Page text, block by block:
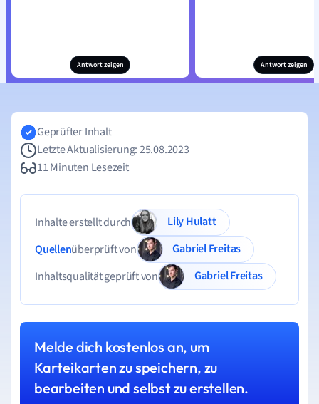
Antwort zeigen Antwort zeigen
Geprüfter Inhalt
Letzte Aktualisierung: 25.08.2023
11 Minuten Lesezeit
Inhalte erstellt durch
Lily Hulatt
Quellenüberprüft von
Gabriel Freitas
Inhaltsqualität geprüft von
Gabriel Freitas
Melde dich kostenlos an, um
Karteikarten zu speichern, zu
bearbeiten und selbst zu erstellen.